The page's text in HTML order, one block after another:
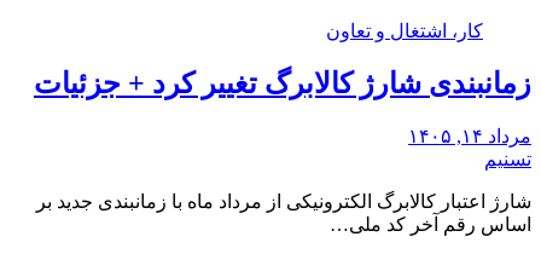
کار، اشتغال و تعاون
زمانبندی شارژ کالابرگ تغییر کرد + جزئیات
مرداد ۱۴, ۱۴۰۵
تسنیم
شارژ اعتبار کالابرگ الکترونیکی از مرداد ماه با زمانبندی جدید بر
اساس رقم آخر کد ملی…